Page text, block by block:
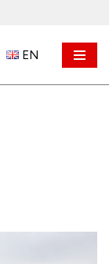
EN